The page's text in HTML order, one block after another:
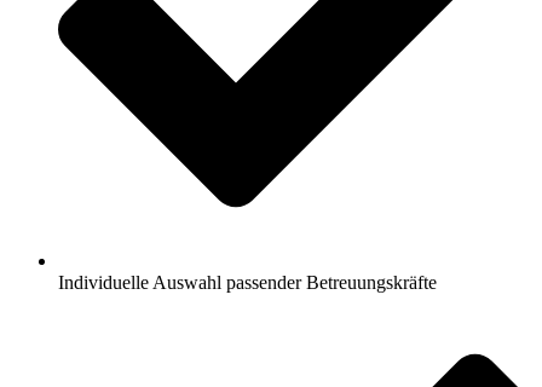
Individuelle Auswahl passender Betreuungskräfte